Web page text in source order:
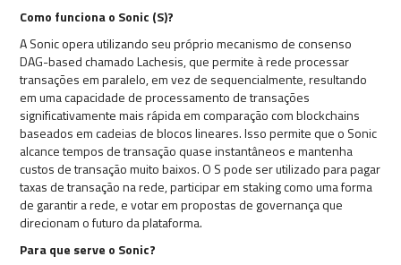
Como funciona o Sonic (S)?
A Sonic opera utilizando seu próprio mecanismo de consenso
DAG-based chamado Lachesis, que permite à rede processar
transações em paralelo, em vez de sequencialmente, resultando
em uma capacidade de processamento de transações
significativamente mais rápida em comparação com blockchains
baseados em cadeias de blocos lineares. Isso permite que o Sonic
alcance tempos de transação quase instantâneos e mantenha
custos de transação muito baixos. O S pode ser utilizado para pagar
taxas de transação na rede, participar em staking como uma forma
de garantir a rede, e votar em propostas de governança que
direcionam o futuro da plataforma.
Para que serve o Sonic?